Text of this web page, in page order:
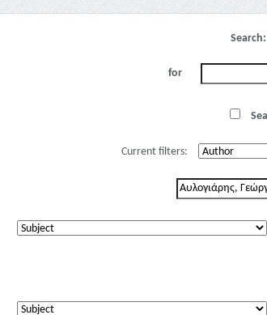
Search:
for
Current filters: